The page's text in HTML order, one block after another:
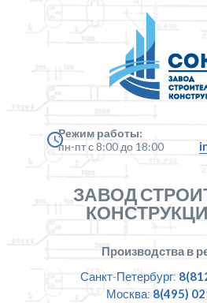
Режим работы:
пн-пт с 8:00 до 18:00
ЗАВОД
Производства в
Санкт-Петербург:
Москва: 8(495)